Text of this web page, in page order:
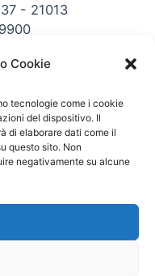
Cookie
tecnologie come i cookie
del dispositivo. Il
di elaborare dati come il
questo sito. Non
negativamente su alcune
- 21013
Mobile